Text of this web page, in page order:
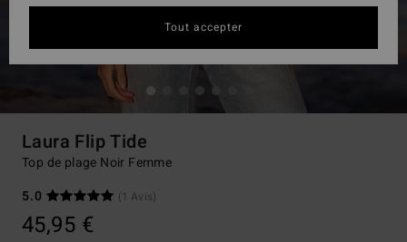
Laura Flip Tide
Top de plage Noir Femme
5.0
(1 Avis)
45,95 €
Tout accepter